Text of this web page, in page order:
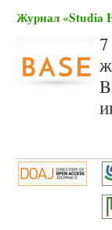
Журнал «Studia